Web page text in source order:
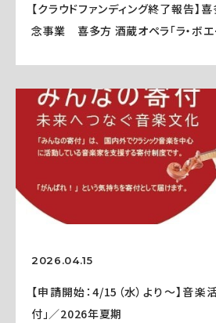
【クラウドファンディング終了報告
念事業 喜多方 酒蔵オペラ「ラ・ボエ
2026.04.15
【申請開始：4/15（水）より～】音
付」／2026年夏期